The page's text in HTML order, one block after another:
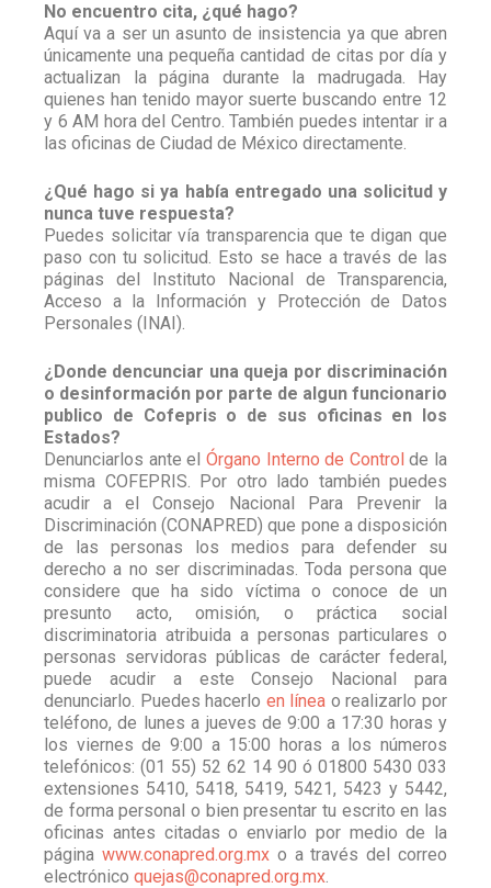
No encuentro cita, ¿qué hago?
Aquí va a ser un asunto de insistencia ya que abren
únicamente una pequeña cantidad de citas por día y
actualizan la página durante la madrugada. Hay
quienes han tenido mayor suerte buscando entre 12
y 6 AM hora del Centro. También puedes intentar ir a
las oficinas de Ciudad de México directamente.
¿Qué hago si ya había entregado una solicitud y
nunca tuve respuesta?
Puedes solicitar vía transparencia que te digan que
paso con tu solicitud. Esto se hace a través de las
páginas del Instituto Nacional de Transparencia,
Acceso a la Información y Protección de Datos
Personales (INAI).
¿Donde dencunciar una queja por discriminación
o desinformación por parte de algun funcionario
publico de Cofepris o de sus oficinas en los
Estados?
Denunciarlos ante el Órgano Interno de Controlde la
misma COFEPRIS. Por otro lado también puedes
acudir a el Consejo Nacional Para Prevenir la
Discriminación (CONAPRED) que pone a disposición
de las personas los medios para defender su
derecho a no ser discriminadas. Toda persona que
considere que ha sido víctima o conoce de un
presunto acto, omisión, o práctica social
discriminatoria atribuida a personas particulares o
personas servidoras públicas de carácter federal,
puede acudir a este Consejo Nacional para
denunciarlo. Puedes hacerlo en línea o realizarlo por
teléfono, de lunes a jueves de 9:00 a 17:30 horas y
los viernes de 9:00 a 15:00 horas a los números
telefónicos: (01 55) 52 62 14 90 ó 01800 5430 033
extensiones 5410, 5418, 5419, 5421, 5423 y 5442,
de forma personal o bien presentar tu escrito en las
oficinas antes citadas o enviarlo por medio de la
página www.conapred.org.mxo a través del correo
electrónico quejas@conapred.org.mx.